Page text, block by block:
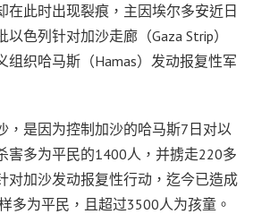
在此时出现裂痕，主因埃尔多安近日
色列针对加沙走廊（Gaza Strip）
组织哈马斯（Hamas）发动报复性军
，是因为控制加沙的哈马斯7日对以
害多为平民的1400人，并掳走220多
对加沙发动报复性行动，迄今已造成
多为平民，且超过3500人为孩童。